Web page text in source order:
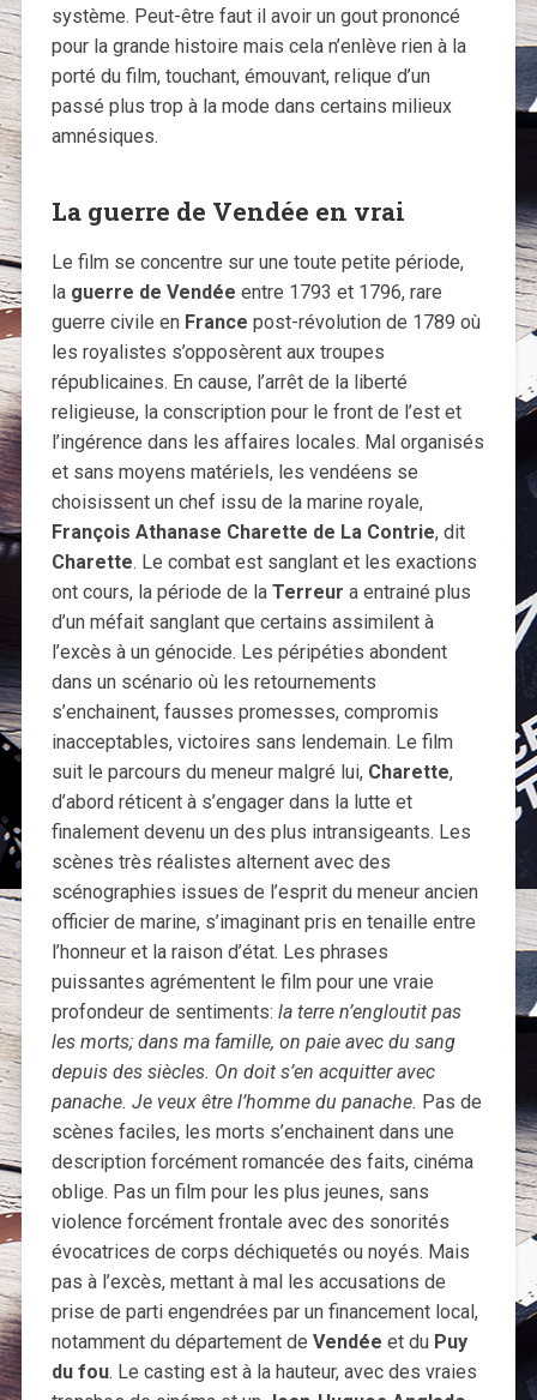
système. Peut-être faut il avoir un gout prononcé
pour la grande histoire mais cela n’enlève rien à la
porté du film, touchant, émouvant, relique d’un
passé plus trop à la mode dans certains milieux
amnésiques.
La guerre de Vendée en vrai
Le film se concentre sur une toute petite période,
la guerre de Vendée entre 1793 et 1796, rare
guerre civile en France post-révolution de 1789 où
les royalistes s’opposèrent aux troupes
républicaines. En cause, l’arrêt de la liberté
religieuse, la conscription pour le front de l’est et
l’ingérence dans les affaires locales. Mal organisés
et sans moyens matériels, les vendéens se
choisissent un chef issu de la marine royale,
François Athanase Charette de La Contrie, dit
Charette. Le combat est sanglant et les exactions
ont cours, la période de la Terreur a entrainé plus
d’un méfait sanglant que certains assimilent à
l’excès à un génocide. Les péripéties abondent
dans un scénario où les retournements
s’enchainent, fausses promesses, compromis
inacceptables, victoires sans lendemain. Le film
suit le parcours du meneur malgré lui, Charette,
d’abord réticent à s’engager dans la lutte et
finalement devenu un des plus intransigeants. Les
scènes très réalistes alternent avec des
scénographies issues de l’esprit du meneur ancien
officier de marine, s’imaginant pris en tenaille entre
l’honneur et la raison d’état. Les phrases
puissantes agrémentent le film pour une vraie
profondeur de sentiments: la terre n’engloutit pas
les morts; dans ma famille, on paie avec du sang
depuis des siècles. On doit s’en acquitter avec
panache. Je veux être l’homme du panache. Pas de
scènes faciles, les morts s’enchainent dans une
description forcément romancée des faits, cinéma
oblige. Pas un film pour les plus jeunes, sans
violence forcément frontale avec des sonorités
évocatrices de corps déchiquetés ou noyés. Mais
pas à l’excès, mettant à mal les accusations de
prise de parti engendrées par un financement local,
notamment du département de Vendée et du Puy
du fou. Le casting est à la hauteur, avec des vraies